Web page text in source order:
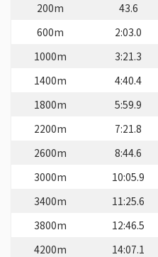
200m 43.6
600m
2:03.0
1000m
3:21.3
1400m
4:40.4
1800m
5:59.9
2200m
7:21.8
2600m
8:44.6
3000m
10:05.9
3400m
11:25.6
3800m
12:46.5
4200m
14:07.1